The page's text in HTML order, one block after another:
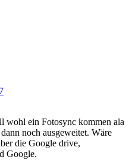
wohl ein Fotosync kommen ala
noch ausgeweitet. Wäre
die Google drive,
Google.